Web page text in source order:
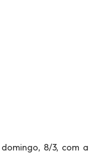
8/3, com a